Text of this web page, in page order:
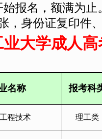
始报名，额满为
，身份证复印件
业大学成人
名称 报考科
程技术 理工类